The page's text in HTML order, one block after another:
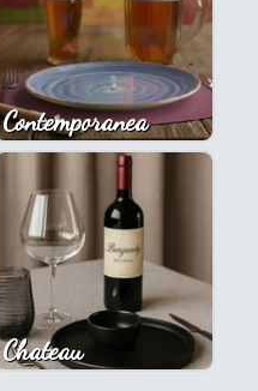
Contemporanea
Chateau